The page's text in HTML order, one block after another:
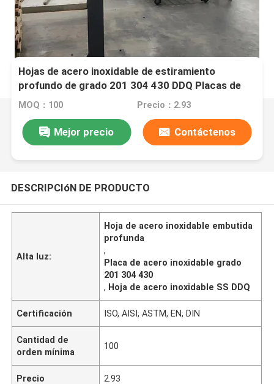
Hojas de acero inoxidable de estiramiento
profundo de grado 201 304 430 DDQ Placas de
acero inoxidable para aplicaciones industriales
MOQ：100 Precio：2.93
Mejor precio Contáctenos
DESCRIPCIóN DE PRODUCTO
Alta luz:
Hoja de acero inoxidable embutida
profunda
,
Placa de acero inoxidable grado
201 304 430
, Hoja de acero inoxidable SS DDQ
Certificación ISO, AISI, ASTM, EN, DIN
Cantidad de
orden mínima
100
Precio 2.93